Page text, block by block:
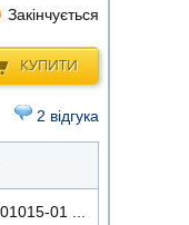
Закінчується
КУПИТИ
2 відгука
01 ...